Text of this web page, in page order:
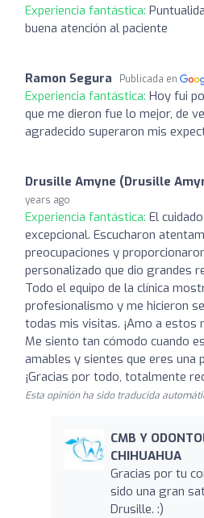
Experiencia fantástica:
buena atención al paciente
Ramon Segura Publicada en
Experiencia fantástica: Hoy fui
que me dieron fue lo mejor, de
agradecido superaron mis
Drusille Amyne (Drusille
years ago
Experiencia fantástica: El
excepcional. Escucharon
preocupaciones y
personalizado que dio grandes
Todo el equipo de la clínica
profesionalismo y me hicieron
todas mis visitas. ¡Amo a estos
Me siento tan cómodo cuando
amables y sientes que eres una
¡Gracias por todo, totalmente
Esta opinión ha sido traducida
CMB Y
CHIHUAHUA
Gracias por tu
sido una gran
Drusille. :)